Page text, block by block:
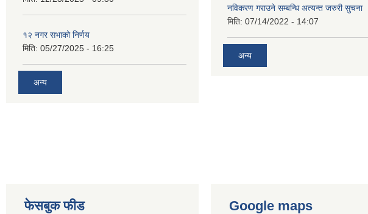
१२ नगर सभाको निर्णय
मिति: 05/27/2025 - 16:25
अन्य
नविकरण गराउने सम्बन्धि अत्यन्त जरुरी सुचना
मिति: 07/14/2022 - 14:07
अन्य
फेसबुक फीड Google maps